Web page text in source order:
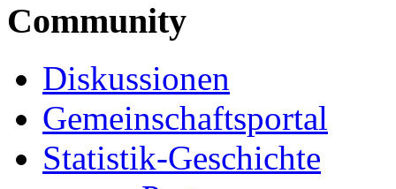
Community
Diskussionen
Gemeinschaftsportal
Statistik-Geschichte